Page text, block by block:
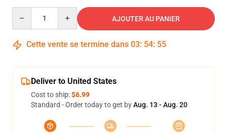
AJOUTER AU PANIER
Cette vente se termine dans 03: 54: 54
Deliver to United States
Cost to ship:$6.99
Standard - Order today to get byAug. 13 - Aug. 20